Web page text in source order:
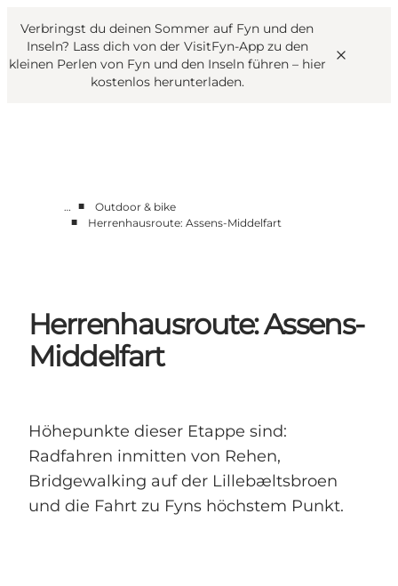
Verbringst du deinen Sommer auf Fyn und den
Inseln? Lass dich von der VisitFyn-App zu den
kleinen Perlen von Fyn und den Inseln führen – hier
kostenlos herunterladen.
Outdoor & bike
VisitFyn
Deutsch
… ■
Outdoor & bike
■
Herrenhausroute: Assens-Middelfart
Herrenhausroute: Assens-
Middelfart
Höhepunkte dieser Etappe sind:
Radfahren inmitten von Rehen,
Bridgewalking auf der Lillebæltsbroen
und die Fahrt zu Fyns höchstem Punkt.